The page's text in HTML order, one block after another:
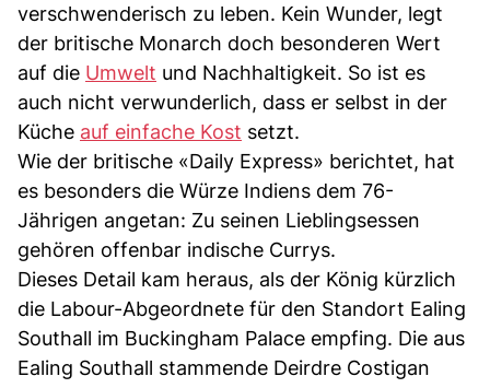
verschwenderisch zu leben. Kein Wunder, legt
der britische Monarch doch besonderen Wert
auf die Umwelt und Nachhaltigkeit. So ist es
auch nicht verwunderlich, dass er selbst in der
Küche auf einfache Kost setzt.
Wie der britische «Daily Express» berichtet, hat
es besonders die Würze Indiens dem 76-
Jährigen angetan: Zu seinen Lieblingsessen
gehören offenbar indische Currys.
Dieses Detail kam heraus, als der König kürzlich
die Labour-Abgeordnete für den Standort Ealing
Southall im Buckingham Palace empfing. Die aus
Ealing Southall stammende Deirdre Costigan